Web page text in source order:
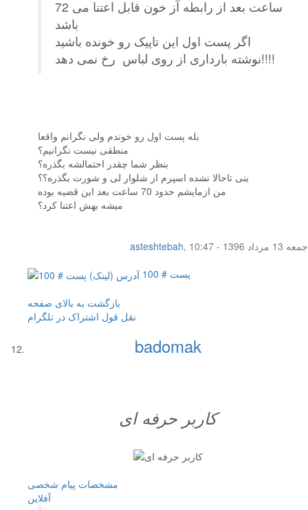
72 ساعت بعد از رابطه آز خون قابل اعتنا می
باشد
اگر پست اول این تاپیک رو خونده باشید
نوشته بارداری از روی لباس رخ نمی دهد!!!!
بله پست اول رو خوندم ولی نگرانم واقعا
منطقی نیست نگرانیم؟
بنظر شما چقدر احتمالشه بگذره؟
ینی تاحالا نشده اسپرم از شلوار لی و شورت بگذره؟؟
من ازمایشم حدود 70 ساعت بعد این قضیه بوده
میشه بهش اعتنا کرد؟
asteshtebah,
جمعه 13 مرداد 1396 - 10:47
پست # 100
بازگشت به بالای صفحه
نقل قول اشتراک در تلگرام
badomak
کاربر حرفه ای
مشخصات پیام شخصی
آفلاين